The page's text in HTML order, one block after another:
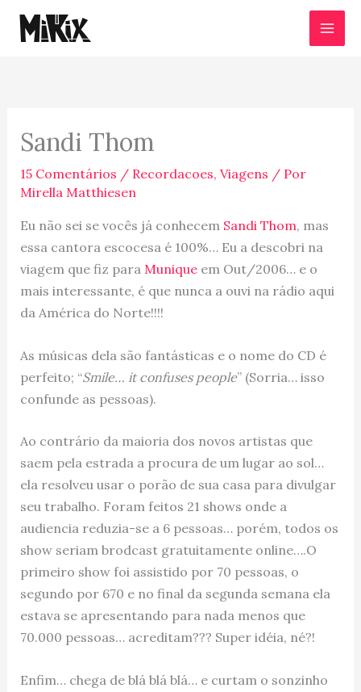
para
Sandi Thom
15 Comentários / Recordacoes, Viagens / Por
Mirella Matthiesen
Eu não sei se vocês já conhecem Sandi Thom, mas
essa cantora escocesa é 100%… Eu a descobri na
viagem que fiz para Muniqueem Out/2006… e o
mais interessante, é que nunca a ouvi na rádio aqui
da América do Norte!!!!
As músicas dela são fantásticas e o nome do CD é
perfeito; “Smile… it confuses people” (Sorria… isso
confunde as pessoas).
Ao contrário da maioria dos novos artistas que
saem pela estrada a procura de um lugar ao sol…
ela resolveu usar o porão de sua casa para divulgar
seu trabalho. Foram feitos 21 shows onde a
audiencia reduzia-se a 6 pessoas… porém, todos os
show seriam brodcast gratuitamente online….O
primeiro show foi assistido por 70 pessoas, o
segundo por 670 e no final da segunda semana ela
estava se apresentando para nada menos que
70.000 pessoas… acreditam??? Super idéia, né?!
Enfim… chega de blá blá blá… e curtam o sonzinho